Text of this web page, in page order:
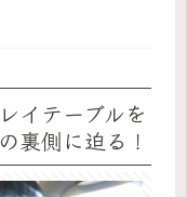
イテーブルを
裏側に迫る！